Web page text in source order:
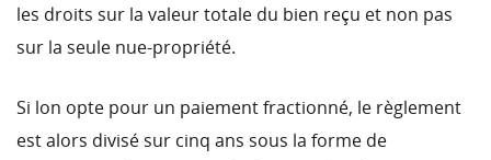
les droits sur la valeur totale du bien reçu et non pas
sur la seule nue-propriété.
Si lon opte pour un paiement fractionné, le règlement
est alors divisé sur cinq ans sous la forme de